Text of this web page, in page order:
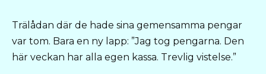
Trälådan där de hade sina gemensamma pengar
var tom. Bara en ny lapp: ”Jag tog pengarna. Den
här veckan har alla egen kassa. Trevlig vistelse.”